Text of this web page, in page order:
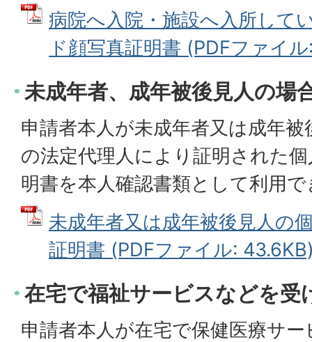
病院へ入院・施設へ入所して
ド顔写真証明書 (PDFファイ
未成年者、成年被後見人の場
申請者本人が未成年者又は成年
の法定代理人により証明された
明書を本人確認書類として利用
未成年者又は成年被後見人の
証明書 (PDFファイル:
在宅で福祉サービスなどを受
申請者本人が在宅で保健医療サ